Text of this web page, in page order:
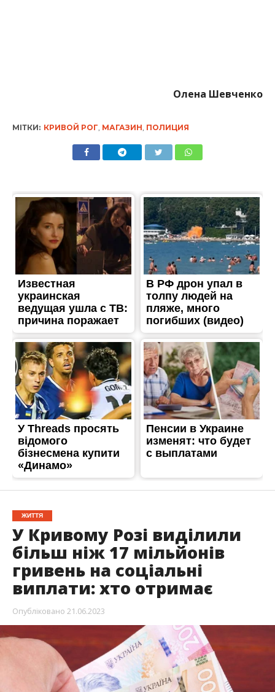
Олена Шевченко
МІТКИ: КРИВОЙ РОГ МАГАЗИН ПОЛИЦИЯ
ЖИТТЯ
У Кривому Розі виділили
більш ніж 17 мільйонів
гривень на соціальні
виплати: хто отримає
Опубліковано 21.06.2023